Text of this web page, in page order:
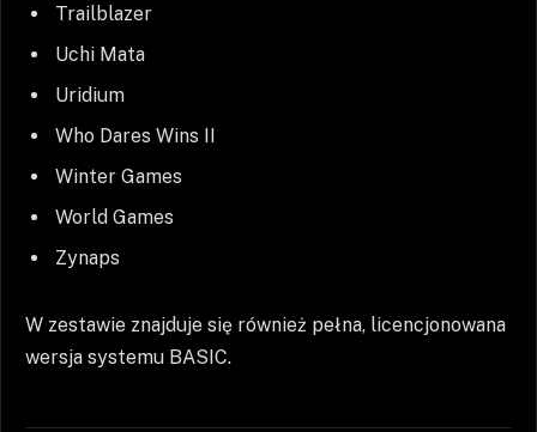
Trailblazer
Uchi Mata
Uridium
Who Dares Wins II
Winter Games
World Games
Zynaps
W zestawie znajduje się również pełna, licencjonowana
wersja systemu BASIC.